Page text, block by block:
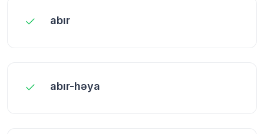
abır
abır-həya